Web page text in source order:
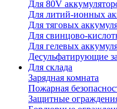
Для 80V
Для литий-ионных
Для тяговых
Для свинцово-
Для гелевых
Десульфатирующие
Для склада
Зарядная комната
Пожарная
Защитные